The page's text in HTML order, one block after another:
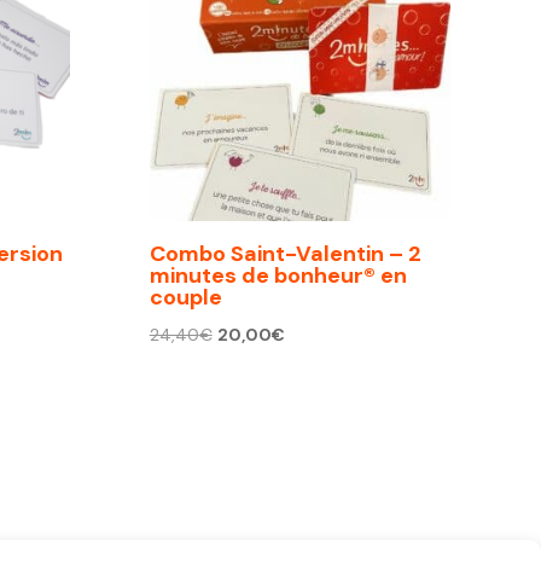
Combo Saint-Valentin – 2
minutes de bonheur® en
couple
24,40€ Le
20,00€Le